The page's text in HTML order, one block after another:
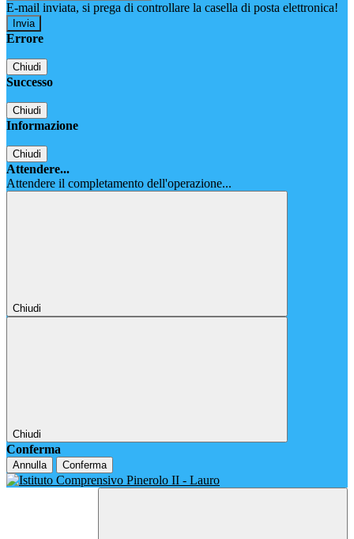
E-mail inviata, si prega di controllare la casella di posta elettronica!
Errore
Chiudi
Successo
Chiudi
Informazione
Chiudi
Attendere...
Attendere il completamento dell'operazione...
Chiudi
Chiudi
Conferma
Annulla Conferma